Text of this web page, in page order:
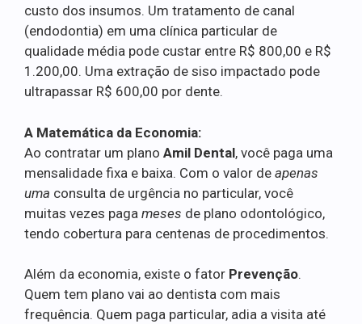
custo dos insumos. Um tratamento de canal
(endodontia) em uma clínica particular de
qualidade média pode custar entre R$ 800,00 e R$
1.200,00. Uma extração de siso impactado pode
ultrapassar R$ 600,00 por dente.
A Matemática da Economia:
Ao contratar um plano Amil Dental, você paga uma
mensalidade fixa e baixa. Com o valor de apenas
uma consulta de urgência no particular, você
muitas vezes paga meses de plano odontológico,
tendo cobertura para centenas de procedimentos.
Além da economia, existe o fator Prevenção.
Quem tem plano vai ao dentista com mais
frequência. Quem paga particular, adia a visita até